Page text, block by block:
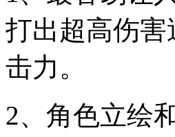
打出超高伤
击力。
2、角色立绘